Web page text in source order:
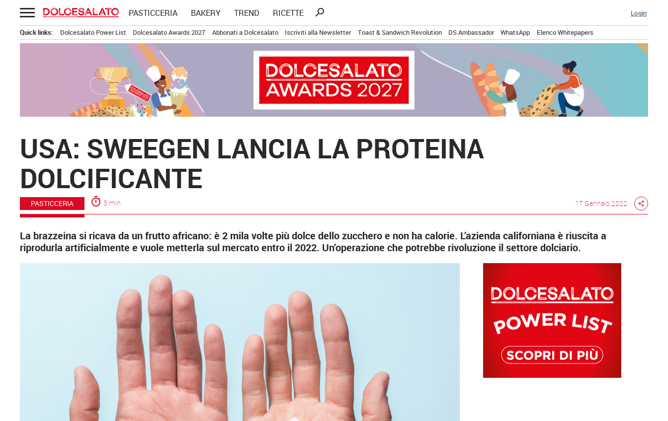
Passa
al
contenuto
PASTICCERIA BAKERY TREND RICETTE
Ricerca
search Login
Quick links: Dolcesalato Power List Dolcesalato Awards 2027 Abbonati a Dolcesalato Iscriviti alla Newsletter Toast & Sandwich Revolution DS Ambassador WhatsApp Elenco Whitepapers
USA: SWEEGEN LANCIA LA PROTEINA
DOLCIFICANTE
PASTICCERIA timer 3 min. 17 Gennaio 2022 share
La brazzeina si ricava da un frutto africano: è 2 mila volte più dolce dello zucchero e non ha calorie. L’azienda californiana è riuscita a
riprodurla artificialmente e vuole metterla sul mercato entro il 2022. Un’operazione che potrebbe rivoluzione il settore dolciario.